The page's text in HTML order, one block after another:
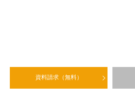
資料請求（無料）